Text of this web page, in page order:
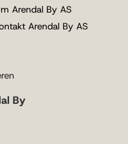
Arendal By AS
Arendal By AS
By